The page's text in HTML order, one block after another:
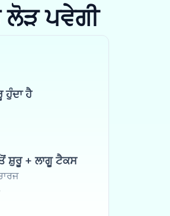
ਲੋੜ ਪਵੇਗੀ
ਹੁੰਦਾ ਹੈ
ਸ਼ੁਰੂ + ਲਾਗੂ ਟੈਕਸ